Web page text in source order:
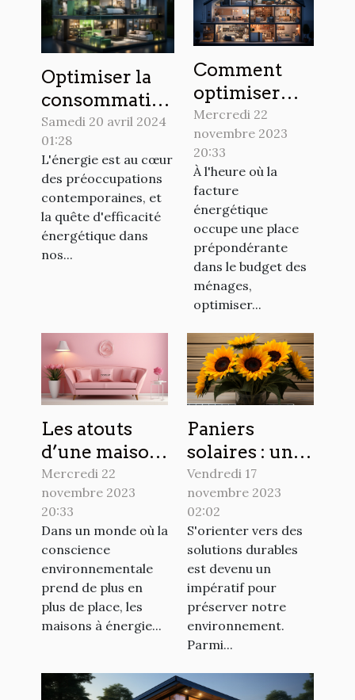
Optimiser la
consommation
énergétique à
la maison
grâce aux
technologies
vertes
Samedi 20 avril 2024
01:28
L'énergie est au cœur
des préoccupations
contemporaines, et
la quête d'efficacité
énergétique dans
nos...
Comment
optimiser
son
chauffage
pour
économiser
de l'énergie
Mercredi 22
novembre 2023
20:33
À l'heure où la
facture
énergétique
occupe une place
prépondérante
dans le budget des
ménages,
optimiser...
Les atouts
d’une maison
à énergie
positive
Mercredi 22
novembre 2023
20:33
Dans un monde où la
conscience
environnementale
prend de plus en
plus de place, les
maisons à énergie...
Paniers
solaires : une
alternative
écologique
pour votre
maison
Vendredi 17
novembre 2023
02:02
S'orienter vers des
solutions durables
est devenu un
impératif pour
préserver notre
environnement.
Parmi...